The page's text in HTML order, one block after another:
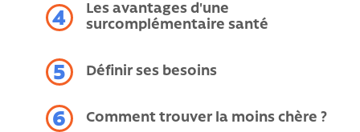
4
Les avantages d'une
surcomplémentaire santé
5 Définir ses besoins
6 Comment trouver la moins chère ?